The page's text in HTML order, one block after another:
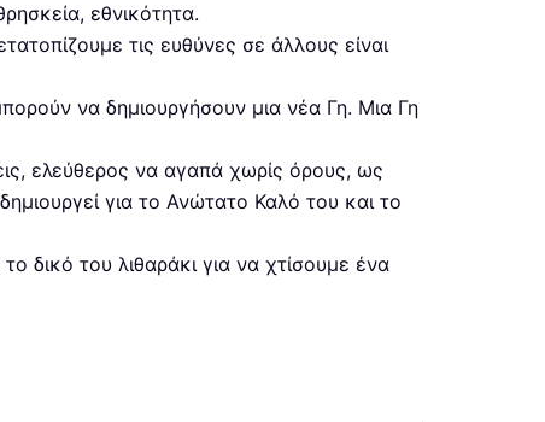
εθνικότητα.
τις ευθύνες σε άλλους είναι
να δημιουργήσουν μια νέα Γη. Μια Γη
ελεύθερος να αγαπά χωρίς όρους, ως
για το Ανώτατο Καλό του και το
δικό του λιθαράκι για να χτίσουμε ένα